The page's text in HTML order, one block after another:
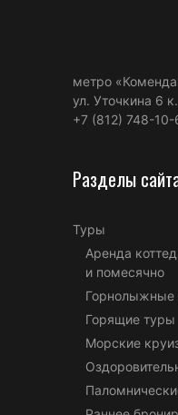
метро
ул. Уточкина 6 к.
+7 (812) 748-10-
Разделы
Туры
Аренда
и помесячно
Горнолыжные
Горящие туры
Морские